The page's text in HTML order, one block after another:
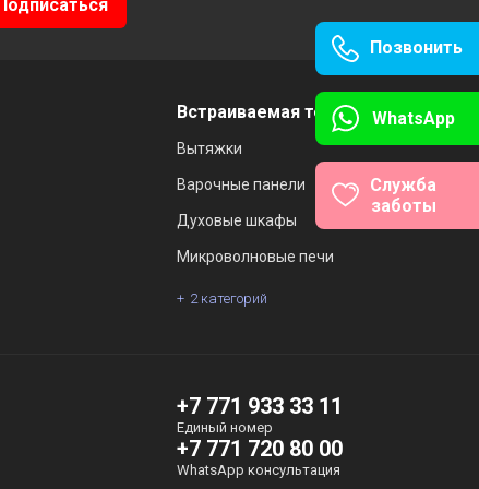
Встраиваемая техника
Вытяжки
Варочные панели
Духовые шкафы
Микроволновые печи
2 категорий
+7 771 933 33 11
Единый номер
+7 771 720 80 00
WhatsApp консультация
Позвонить
WhatsApp
Служба
заботы